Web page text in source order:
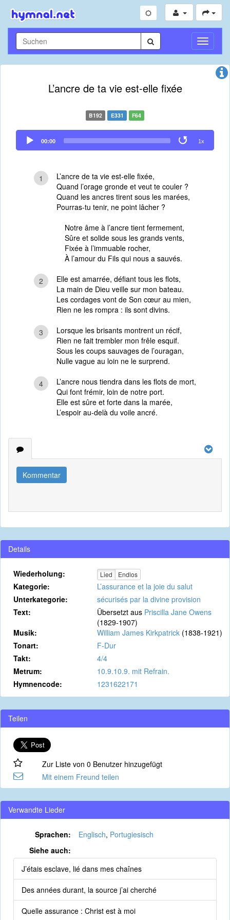
L’ancre de ta vie est-elle fixée
B192 E331 F64
Audio
Player
00:00 1x
1
L’ancre de ta vie est-elle fixée,
Quand l’orage gronde et veut te couler ?
Quand les ancres tirent sous les marées,
Pourras-tu tenir, ne point lâcher ?
Notre âme à l’ancre tient fermement,
Sûre et solide sous les grands vents,
Fixée à l’immuable rocher,
À l’amour du Fils qui nous a sauvés.
2
Elle est amarrée, défiant tous les flots,
La main de Dieu veille sur mon bateau.
Les cordages vont de Son cœur au mien,
Rien ne les rompra : ils sont divins.
3
Lorsque les brisants montrent un récif,
Rien ne fait trembler mon frêle esquif.
Sous les coups sauvages de l’ouragan,
Nulle vague au loin ne le surprend.
4
L’ancre nous tiendra dans les flots de mort,
Qui font frémir, loin de notre port.
Elle est sûre et forte dans la marée,
L’espoir au-delà du voile ancré.
Kommentar
Details
Wiederholung: Lied Endlos
Kategorie:
L’assurance et la joie du salut
Unterkategorie:
sécurisés par la divine provision
Text:
Übersetzt aus Priscilla Jane Owens
(1829-1907)
Musik:
William James Kirkpatrick (1838-1921)
Tonart:
F-Dur
Takt:
4/4
Metrum:
10.9.10.9. mit Refrain.
Hymnencode:
1231622171
Teilen
Zur Liste von 0 Benutzer hinzugefügt
Mit einem Freund teilen
Verwandte Lieder
Sprachen: Englisch, Portugiesisch
Siehe auch:
J’étais esclave, lié dans mes chaînes
Des années durant, la source j’ai cherché
Quelle assurance : Christ est à moi